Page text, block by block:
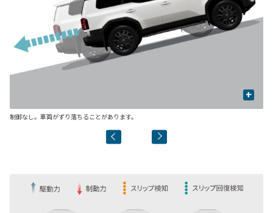
+
制御なし。車両がずり落ちることがあります。